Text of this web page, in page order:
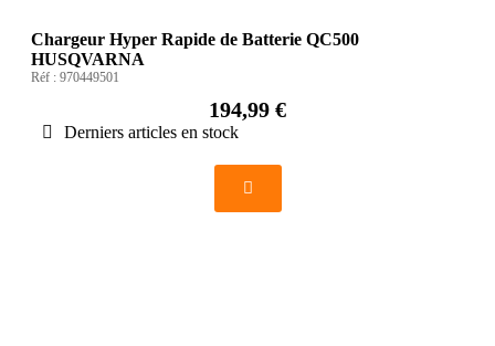
Chargeur Hyper Rapide de Batterie QC500
HUSQVARNA
Réf : 970449501
194,99 €
Derniers articles en stock